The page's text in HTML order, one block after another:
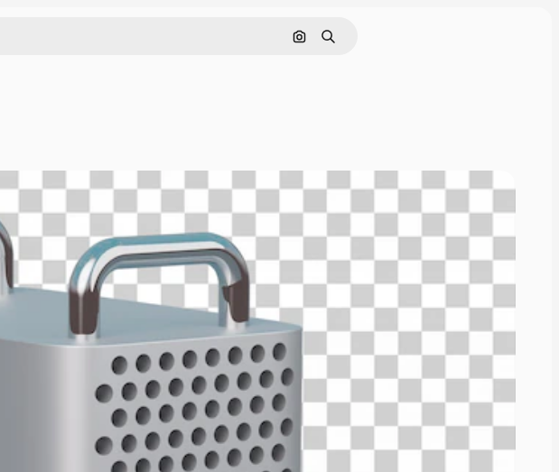
Nach Bild suchen
Suchen